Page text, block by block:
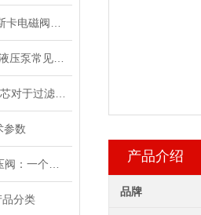
参数
品分类
产品介绍
品牌